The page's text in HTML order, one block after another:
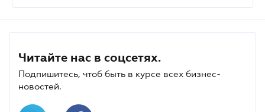
Читайте нас в соцсетях.
Подпишитесь, чтоб быть в курсе всех бизнес-
новостей.